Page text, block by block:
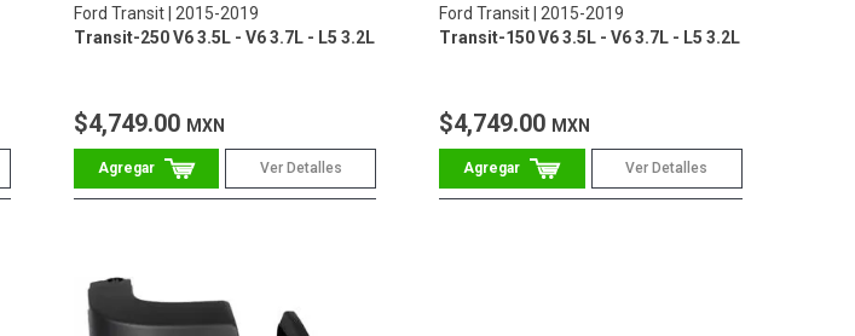
Ford Transit 2015-2019
Transit-250 V6 3.5L - V6 3.7L - L5 3.2L
$4,749.00 MXN
Ver Detalles
Ford Transit 2015-2019
Transit-150 V6 3.5L - V6 3.7L - L5 3.2L
$4,749.00 MXN
Ver Detalles